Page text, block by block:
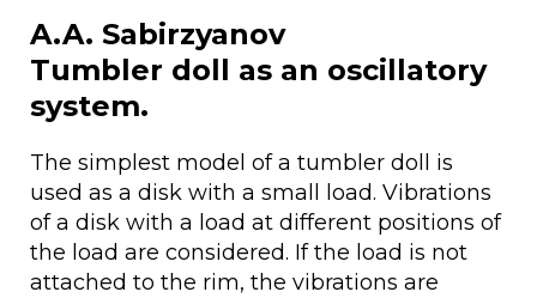
A.A. Sabirzyanov
Tumbler doll as an oscillatory
system.
The simplest model of a tumbler doll is
used as a disk with a small load. Vibrations
of a disk with a load at different positions of
the load are considered. If the load is not
attached to the rim, the vibrations are